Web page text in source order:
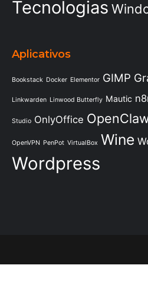
Tecnologias
Aplicativos
Bookstack Docker Elementor GIMP
Linkwarden Linwood Butterfly Mautic
Studio OnlyOffice
OpenVPN PenPot VirtualBox Wine
Wordpress